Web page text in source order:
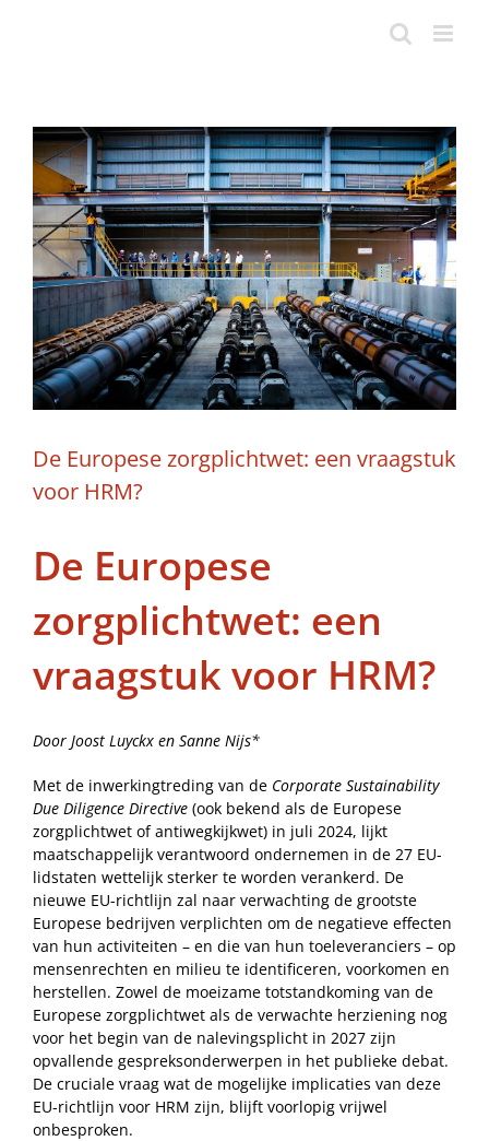
Bekijk
grotere
afbeelding
De Europese zorgplichtwet: een vraagstuk
voor HRM?
De Europese
zorgplichtwet: een
vraagstuk voor HRM?
Door Joost Luyckx en Sanne Nijs*
Met de inwerkingtreding van de Corporate Sustainability
Due Diligence Directive (ook bekend als de Europese
zorgplichtwet of antiwegkijkwet) in juli 2024, lijkt
maatschappelijk verantwoord ondernemen in de 27 EU-
lidstaten wettelijk sterker te worden verankerd. De
nieuwe EU-richtlijn zal naar verwachting de grootste
Europese bedrijven verplichten om de negatieve effecten
van hun activiteiten – en die van hun toeleveranciers – op
mensenrechten en milieu te identificeren, voorkomen en
herstellen. Zowel de moeizame totstandkoming van de
Europese zorgplichtwet als de verwachte herziening nog
voor het begin van de nalevingsplicht in 2027 zijn
opvallende gespreksonderwerpen in het publieke debat.
De cruciale vraag wat de mogelijke implicaties van deze
EU-richtlijn voor HRM zijn, blijft voorlopig vrijwel
onbesproken.